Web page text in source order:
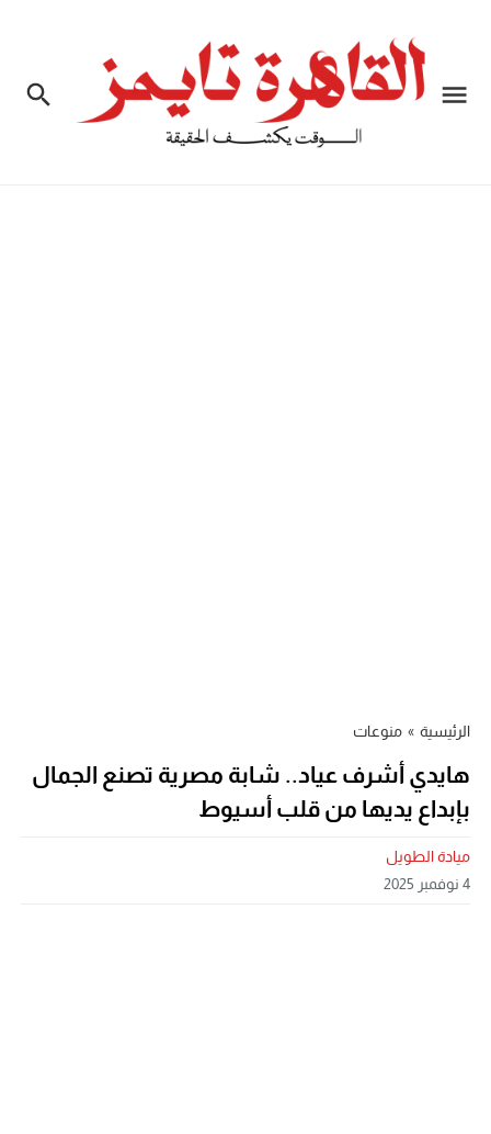
الرئيسية » منوعات
هايدي أشرف عياد.. شابة مصرية تصنع الجمال
بإبداع يديها من قلب أسيوط
ميادة الطويل
4 نوفمبر 2025